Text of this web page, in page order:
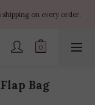
$1499  ✨ $450 off
shipping on every order.
$1499  ✨ $450 off
Bag